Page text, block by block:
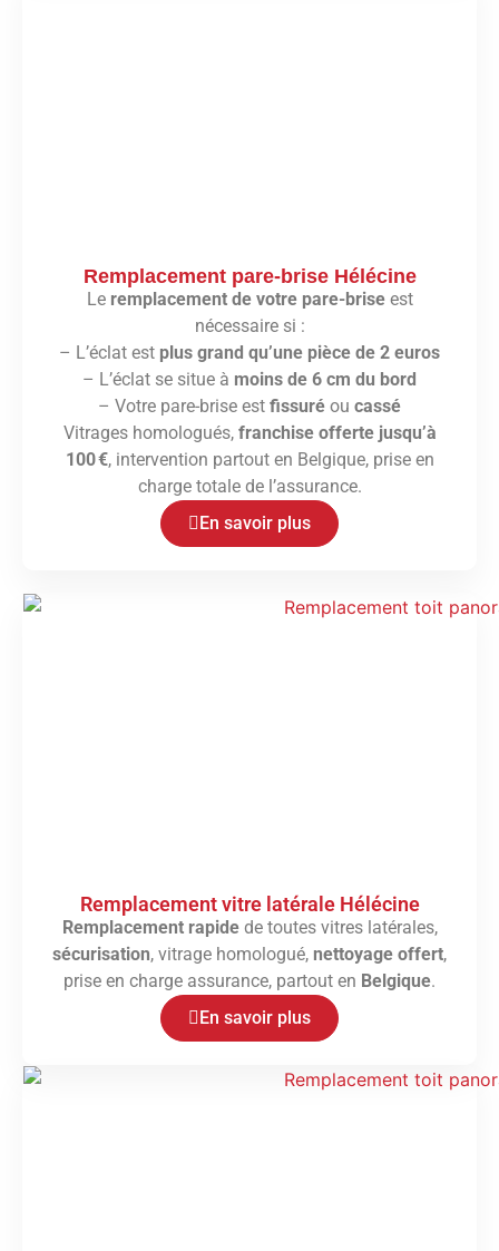
Remplacement pare-brise Hélécine
Le remplacement de votre pare-briseest
nécessaire si :
– L’éclat est plus grand qu’une pièce de 2 euros
– L’éclat se situe à moins de 6 cm du bord
– Votre pare-brise est fissuré ou cassé
Vitrages homologués, franchise offerte jusqu’à
100 €, intervention partout en Belgique, prise en
charge totale de l’assurance.
En savoir plus
Remplacement vitre latérale Hélécine
Remplacement rapidede toutes vitres latérales,
sécurisation, vitrage homologué, nettoyage offert,
prise en charge assurance, partout en Belgique.
En savoir plus